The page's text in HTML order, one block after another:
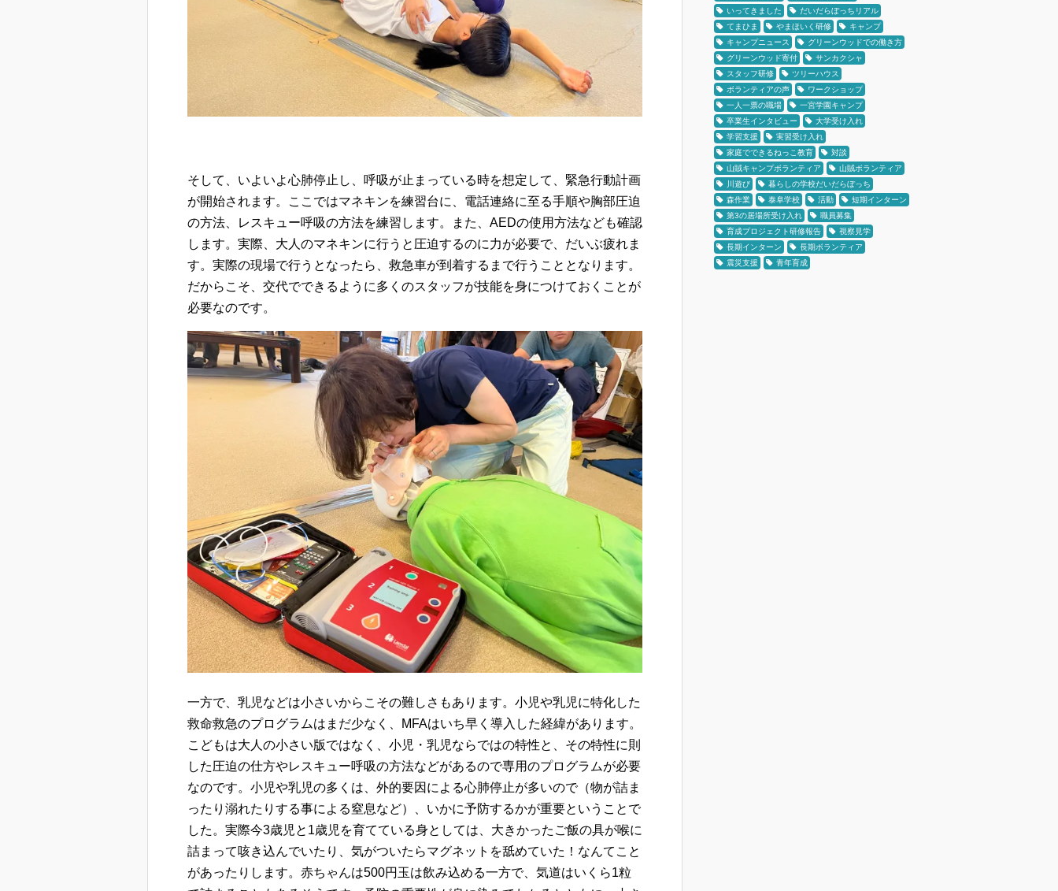
そして、いよいよ心肺停止し、呼吸が止まっている時を想定して、緊急行動計画
が開始されます。ここではマネキンを練習台に、電話連絡に至る手順や胸部圧迫
の方法、レスキュー呼吸の方法を練習します。また、AEDの使用方法なども確認
します。実際、大人のマネキンに行うと圧迫するのに力が必要で、だいぶ疲れま
す。実際の現場で行うとなったら、救急車が到着するまで行うこととなります。
だからこそ、交代でできるように多くのスタッフが技能を身につけておくことが
必要なのです。
一方で、乳児などは小さいからこその難しさもあります。小児や乳児に特化した
救命救急のプログラムはまだ少なく、MFAはいち早く導入した経緯があります。
こどもは大人の小さい版ではなく、小児・乳児ならではの特性と、その特性に則
した圧迫の仕方やレスキュー呼吸の方法などがあるので専用のプログラムが必要
なのです。小児や乳児の多くは、外的要因による心肺停止が多いので（物が詰ま
ったり溺れたりする事による窒息など）、いかに予防するかが重要ということで
した。実際今3歳児と1歳児を育てている身としては、大きかったご飯の具が喉に
詰まって咳き込んでいたり、気がついたらマグネットを舐めていた！なんてこと
があったりします。赤ちゃんは500円玉は飲み込める一方で、気道はいくら1粒
いってきました
だいだらぼっちリアル
てまひま
やまほいく研修
キャンプ
キャンプニュース
グリーンウッドでの働き方
グリーンウッド寄付
サンカクシャ
スタッフ研修
ツリーハウス
ボランティアの声
ワークショップ
一人一票の職場
一宮学園キャンプ
卒業生インタビュー
大学受け入れ
学習支援
実習受け入れ
家庭でできるねっこ教育
対談
山賊キャンプボランティア
山賊ボランティア
川遊び
暮らしの学校だいだらぼっち
森作業
泰阜学校 活動
短期インターン
第3の居場所受け入れ
職員募集
育成プロジェクト研修報告
視察見学
長期インターン
長期ボランティア
震災支援
青年育成